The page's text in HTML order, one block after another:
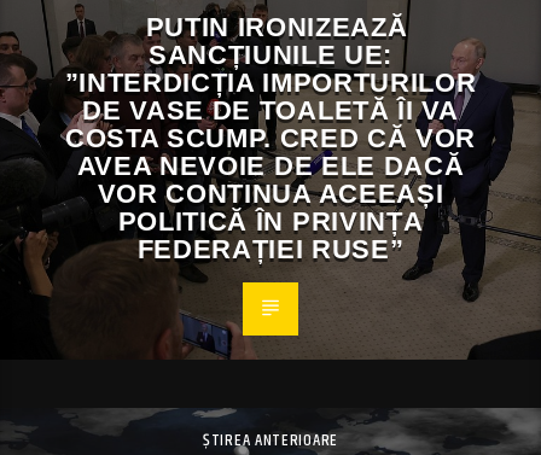
PUTIN IRONIZEAZĂ
SANCȚIUNILE UE:
”INTERDICȚIA IMPORTURILOR
DE VASE DE TOALETĂ ÎI VA
COSTA SCUMP. CRED CĂ VOR
AVEA NEVOIE DE ELE DACĂ
VOR CONTINUA ACEEAȘI
POLITICĂ ÎN PRIVINȚA
FEDERAȚIEI RUSE”
ȘTIREA ANTERIOARE